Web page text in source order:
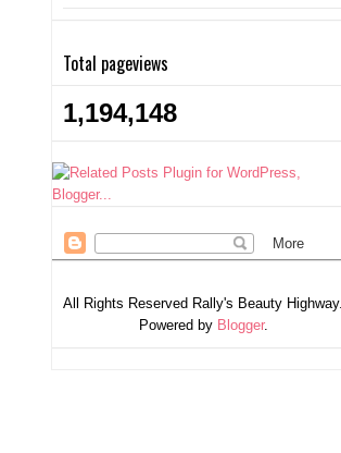
Total pageviews
1,194,148
All Rights Reserved Rally's Beauty Highway.
Powered by Blogger.